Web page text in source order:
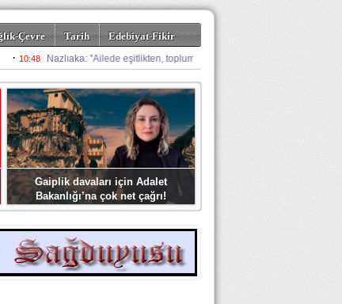
Çevre Tarih
Edebiyat-Fikir
Gaiplik davaları için Adalet
Bakanlığı’na çok net çağrı!